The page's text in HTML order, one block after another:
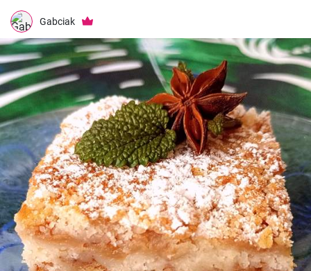
Gabciak